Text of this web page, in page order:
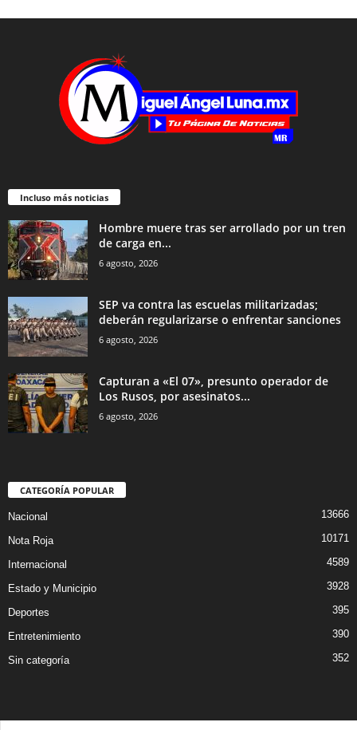
Incluso más noticias
Hombre muere tras ser arrollado por un tren
de carga en...
6 agosto, 2026
SEP va contra las escuelas militarizadas;
deberán regularizarse o enfrentar sanciones
6 agosto, 2026
Capturan a «El 07», presunto operador de
Los Rusos, por asesinatos...
6 agosto, 2026
CATEGORÍA POPULAR
Nacional 13666
Nota Roja 10171
Internacional 4589
Estado y Municipio 3928
Deportes 395
Entretenimiento 390
Sin categoría 352